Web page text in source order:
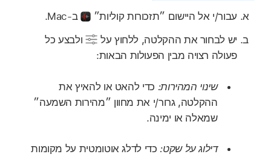
עבור/י אל היישום ״תזכורות קוליות״
ב-Mac.
יש לבחור את ההקלטה, ללחוץ על
ולבצע כל
פעולה רצויה מבין הפעולות הבאות:
שינוי המהירות: כדי להאט או להאיץ את
ההקלטה, גרור/י את מחוון ״מהירות השמעה״
שמאלה או ימינה.
דילוג על שקט: כדי לדלג אוטומטית על מקומות